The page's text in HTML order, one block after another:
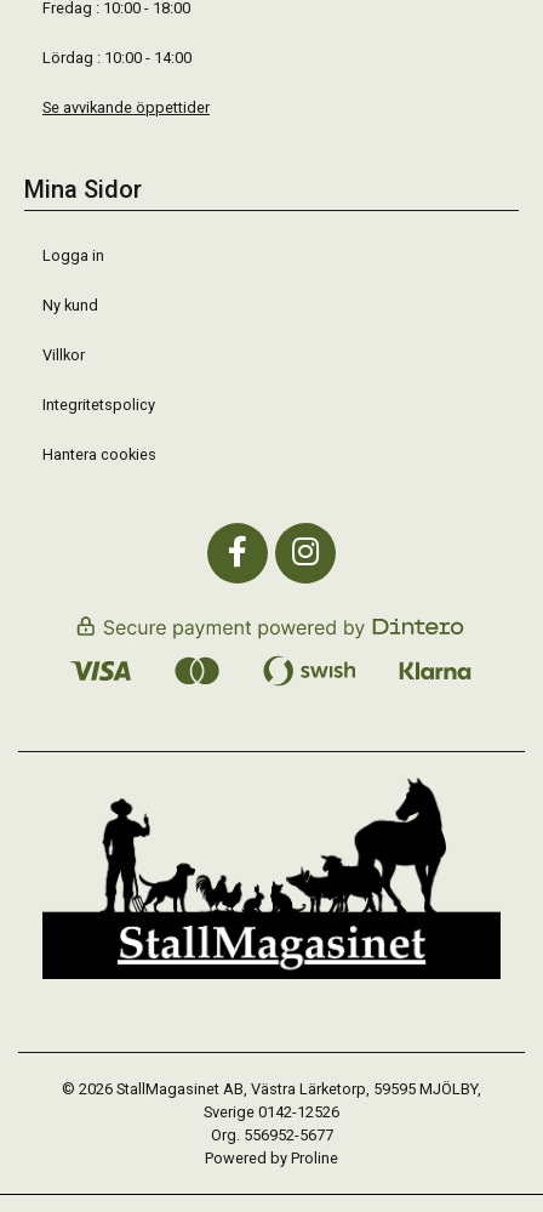
Fredag : 10:00 - 18:00
Lördag : 10:00 - 14:00
Se avvikande öppettider
Mina Sidor
Logga in
Ny kund
Villkor
Integritetspolicy
Hantera cookies
© 2026 StallMagasinet AB, Västra Lärketorp, 59595 MJÖLBY,
Sverige 0142-12526
Org. 556952-5677
Powered by Proline